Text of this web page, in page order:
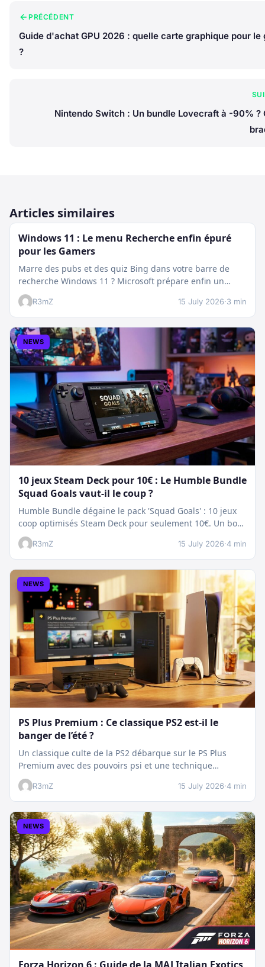
PRÉCÉDENT
Guide d'achat GPU 2026 : quelle carte graphique pour le
?
Nintendo Switch : Un bundle Lovecraft à -90% ?
Articles similaires
Windows 11 : Le menu Recherche enfin épuré
pour les Gamers
Marre des pubs et des quiz Bing dans votre barre de
recherche Windows 11 ? Microsoft prépare enfin un
nettoyage…
R3mZ 15 July 2026·3 min
NEWS
10 jeux Steam Deck pour 10€ : Le Humble Bundle
Squad Goals vaut-il le coup ?
Humble Bundle dégaine le pack 'Squad Goals' : 10 jeux
coop optimisés Steam Deck pour seulement 10€. Un bon
plan…
R3mZ 15 July 2026·4 min
NEWS
PS Plus Premium : Ce classique PS2 est-il le
banger de l’été ?
Un classique culte de la PS2 débarque sur le PS Plus
Premium avec des pouvoirs psi et une technique
boostée.…
R3mZ 15 July 2026·4 min
NEWS